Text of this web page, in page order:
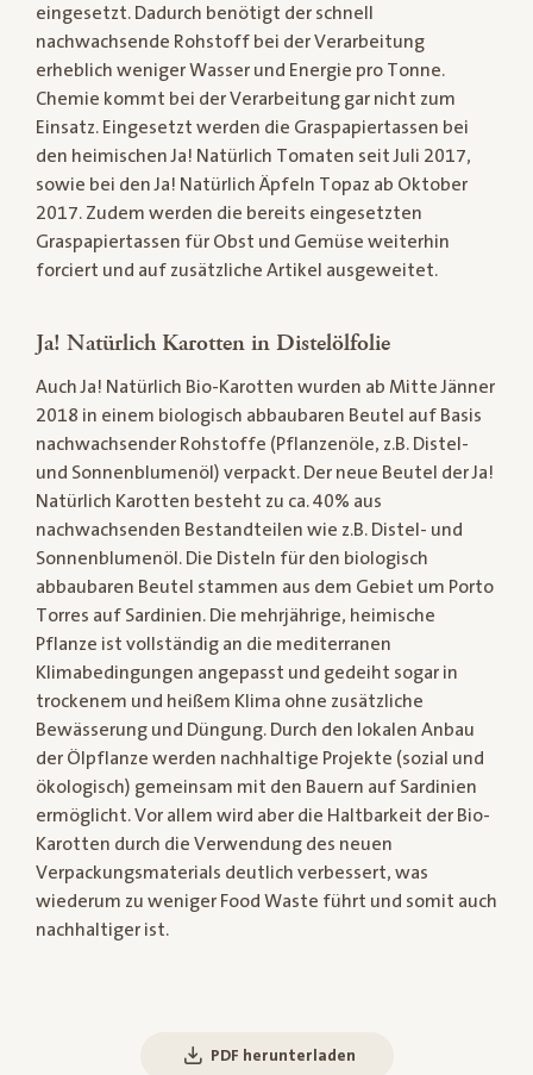
eingesetzt. Dadurch benötigt der schnell
nachwachsende Rohstoff bei der Verarbeitung
erheblich weniger Wasser und Energie pro Tonne.
Chemie kommt bei der Verarbeitung gar nicht zum
Einsatz. Eingesetzt werden die Graspapiertassen bei
den heimischen Ja! Natürlich Tomaten seit Juli 2017,
sowie bei den Ja! Natürlich Äpfeln Topaz ab Oktober
2017. Zudem werden die bereits eingesetzten
Graspapiertassen für Obst und Gemüse weiterhin
forciert und auf zusätzliche Artikel ausgeweitet.
Ja! Natürlich Karotten in Distelölfolie
Auch Ja! Natürlich Bio-Karotten wurden ab Mitte Jänner
2018 in einem biologisch abbaubaren Beutel auf Basis
nachwachsender Rohstoffe (Pflanzenöle, z.B. Distel-
und Sonnenblumenöl) verpackt. Der neue Beutel der Ja!
Natürlich Karotten besteht zu ca. 40% aus
nachwachsenden Bestandteilen wie z.B. Distel- und
Sonnenblumenöl. Die Disteln für den biologisch
abbaubaren Beutel stammen aus dem Gebiet um Porto
Torres auf Sardinien. Die mehrjährige, heimische
Pflanze ist vollständig an die mediterranen
Klimabedingungen angepasst und gedeiht sogar in
trockenem und heißem Klima ohne zusätzliche
Bewässerung und Düngung. Durch den lokalen Anbau
der Ölpflanze werden nachhaltige Projekte (sozial und
ökologisch) gemeinsam mit den Bauern auf Sardinien
ermöglicht. Vor allem wird aber die Haltbarkeit der Bio-
Karotten durch die Verwendung des neuen
Verpackungsmaterials deutlich verbessert, was
wiederum zu weniger Food Waste führt und somit auch
nachhaltiger ist.
PDF herunterladen